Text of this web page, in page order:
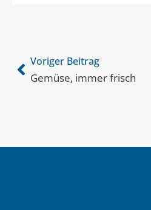
Voriger Beitrag
Gemüse, immer frisch